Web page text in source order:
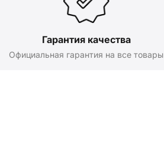
Гарантия качества
Официальная гарантия на все товары